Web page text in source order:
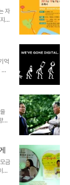
은
나
자
란
면
습
여
서
억
없
본
겁
궁
을
을
으
서
금
버